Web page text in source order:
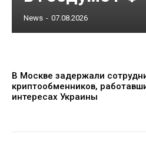
News - 07.08.2026
В Москве задержали
криптообменников,
интересах Украины